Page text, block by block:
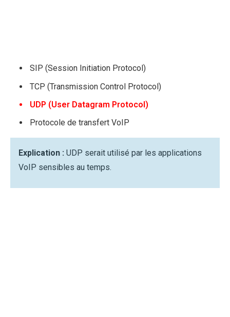
SIP (Session Initiation Protocol)
TCP (Transmission Control Protocol)
UDP (User Datagram Protocol)
Protocole de transfert VoIP
Explication : UDP serait utilisé par les applications
VoIP sensibles au temps.